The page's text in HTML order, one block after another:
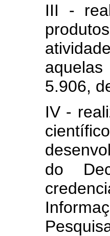
III -
5.906,
IV -
do